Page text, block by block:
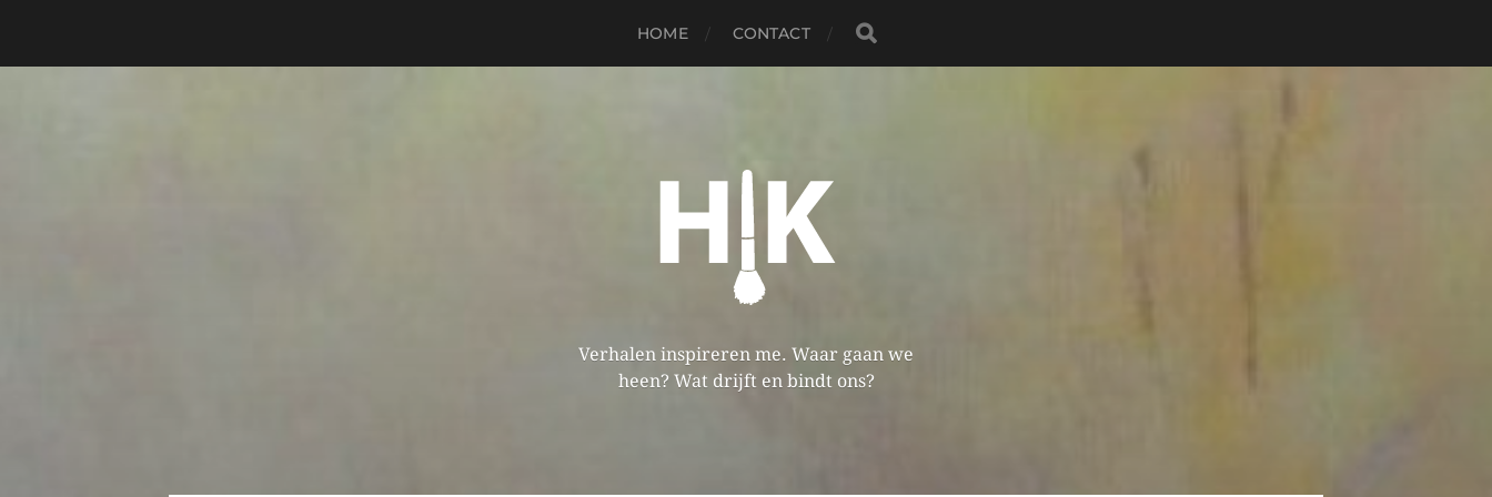
HOME CONTACT
Verhalen inspireren me. Waar gaan we
heen? Wat drijft en bindt ons?